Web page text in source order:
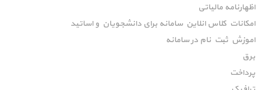
اظهارنامه مالیاتی
امکانات کلاس انلاین سامانه برای دانشجویان و اساتید
اموزش ثبت نام در سامانه
برق
پرداخت